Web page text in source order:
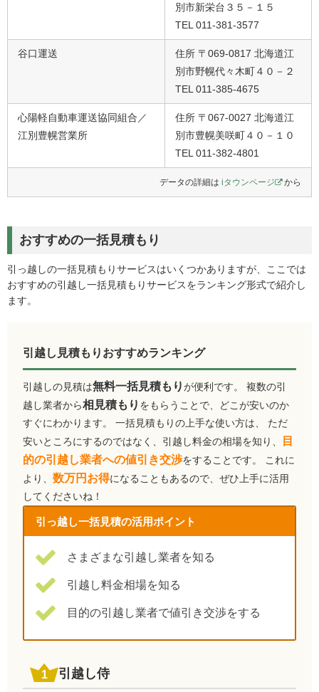
別市新栄台３５－１５
TEL 011-381-3577
谷口運送
住所 〒069-0817 北海道江
別市野幌代々木町４０－２
TEL 011-385-4675
心陽軽自動車運送協同組合／
江別豊幌営業所
住所 〒067-0027 北海道江
別市豊幌美咲町４０－１０
TEL 011-382-4801
データの詳細は iタウンページ から
おすすめの一括見積もり
引っ越しの一括見積もりサービスはいくつかありますが、ここでは
おすすめの引越し一括見積もりサービスをランキング形式で紹介し
ます。
引越し見積もりおすすめランキング
引越しの見積は無料一括見積もりが便利です。 複数の引
越し業者から相見積もり をもらうことで、どこが安いのか
すぐにわかります。 一括見積もりの上手な使い方は、 ただ
安いところにするのではなく、引越し料金の相場を知り、
目
的の引越し業者への値引き交渉をすることです。 これに
より、数万円お得になることもあるので、ぜひ上手に活用
してくださいね！
引っ越し一括見積の活用ポイント
さまざまな引越し業者を知る
引越し料金相場を知る
目的の引越し業者で値引き交渉をする
引越し侍